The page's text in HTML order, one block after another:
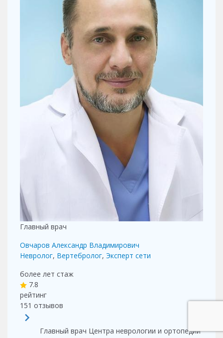
Главный врач
Овчаров Александр Владимирович
Невролог, Вертебролог, Эксперт сети
более лет стаж
7.8
рейтинг
151 отзывов
Главный врач Центра неврологии и ортопедии